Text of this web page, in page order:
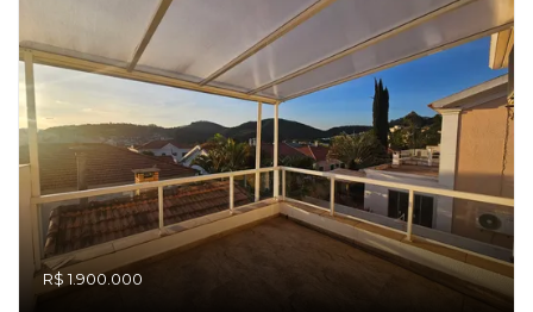
R$ 1.900.000